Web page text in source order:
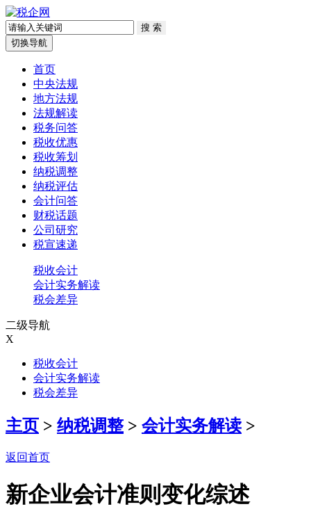
切换导航
首页
中央法规
地方法规
法规解读
税务问答
税收优惠
税收筹划
纳税调整
纳税评估
会计问答
财税话题
公司研究
税宣速递
税收会计
会计实务解读
税会差异
二级导航
X
税收会计
会计实务解读
税会差异
主页 > 纳税调整> 会计实务解读 >
返回首页
新企业会计准则变化综述